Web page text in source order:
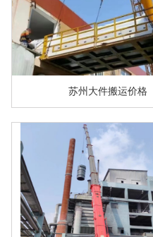
苏州大件搬运价格